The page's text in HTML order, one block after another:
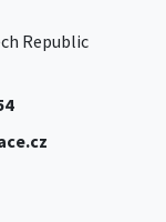
Republic